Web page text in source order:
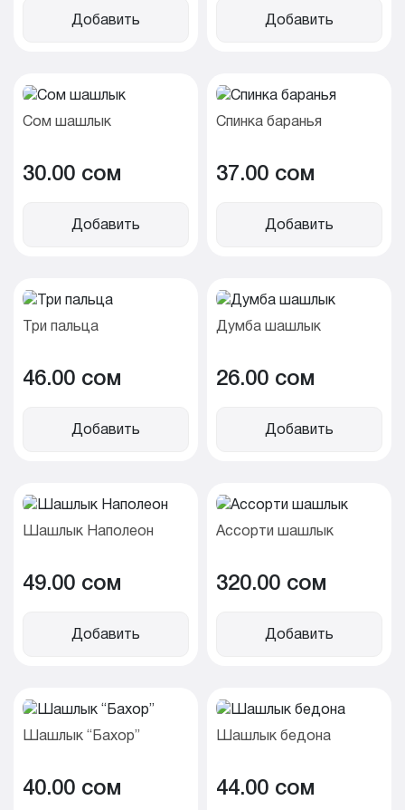
Добавить Добавить
Сом шашлык
30.00 cом
Добавить
Спинка баранья
37.00 cом
Добавить
Три пальца
46.00 cом
Добавить
Думба шашлык
26.00 cом
Добавить
Шашлык Наполеон
49.00 cом
Добавить
Ассорти шашлык
320.00 cом
Добавить
Шашлык “Бахор”
40.00 cом
Шашлык бедона
44.00 cом